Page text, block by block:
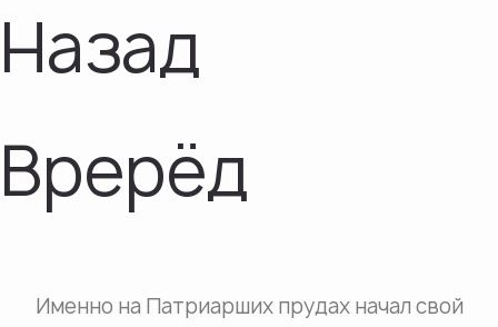
Назад
Врерёд
Именно на Патриарших прудах начал свой